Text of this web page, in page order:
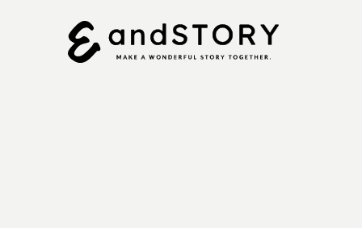
406-8407 OTHERS
PRIVACY SECURITY